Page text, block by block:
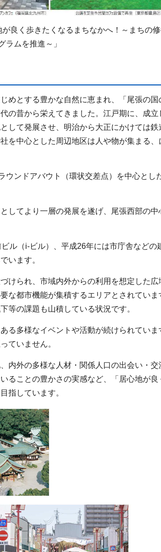
良く歩きたくなるまちなかへ！～まちの
ラムを推進～」
めとする豊かな自然に恵まれ、「尾張の国
の昔から栄えてきました。江戸期に、成立
して発展させ、明治から大正にかけては鉄
を中心とした周辺地区は人や物が集まる、
ンドアバウト（環状交差点）を中心とし
してより一層の発展を遂げ、尾張西部の中
ル（i-ビル）、平成26年には市庁舎などの
います。
けられ、市域内外からの利用を想定した広
な都市機能が集積するエリアとされていま
等の課題も山積している状況です。
る多様なイベントや活動が続けられていま
ていません。
内外の多様な人材・関係人口の出会い・交
ることの豊かさの実感など、「居心地が良
指しています。